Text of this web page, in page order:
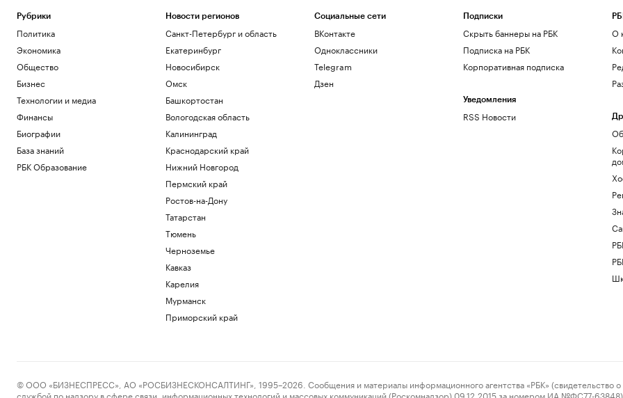
Рубрики
Политика
Экономика
Общество
Бизнес
Технологии и медиа
Финансы
Биографии
База знаний
РБК Образование
Новости регионов
Санкт-Петербург и область
Екатеринбург
Новосибирск
Омск
Башкортостан
Вологодская область
Калининград
Краснодарский край
Нижний Новгород
Пермский край
Ростов-на-Дону
Татарстан
Тюмень
Черноземье
Кавказ
Карелия
Мурманск
Приморский край
Социальные сети
ВКонтакте
Одноклассники
Telegram
Дзен
Подписки
Скрыть баннеры на РБК
Подписка на РБК
Корпоративная подписка
Уведомления
RSS Новости
О
© ООО «БИЗНЕСПРЕСС», АО «РОСБИЗНЕСКОНСАЛТИНГ», 1995–2026. Сообщения и материалы информационного агентства «РБК» (свидетельство о
службой по надзору в сфере связи, информационных технологий и массовых коммуникаций (Роскомнадзор) 09.12.2015 за номером ИА №ФС77-63848)